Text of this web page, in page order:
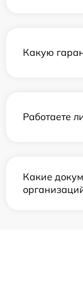
Какую
Работаете
Какие